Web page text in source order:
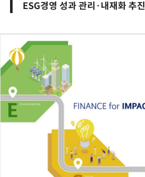
ESG경영 성과 관리·내재화 추진